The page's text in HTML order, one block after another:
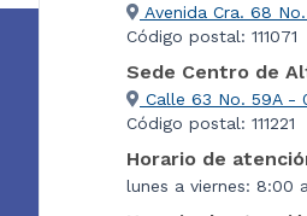
Avenida Cra. 68
Código postal: 111071
Sede Centro de
Calle 63 No. 59A -
Código postal: 111221
Horario de
lunes a viernes: 8:00